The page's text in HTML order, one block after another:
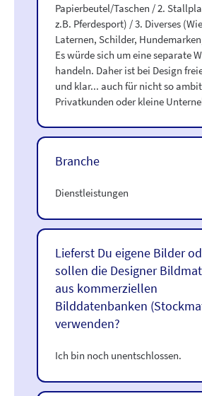
Papierbeutel/Taschen / 2.
z.B. Pferdesport) / 3. Diverses
Laternen, Schilder,
Es würde sich um eine separate
handeln. Daher ist bei Design
und klar... auch für nicht so
Privatkunden oder kleine
Branche
Dienstleistungen
Lieferst Du eigene Bilder
sollen die Designer
aus kommerziellen
Bilddatenbanken
verwenden?
Ich bin noch unentschlossen.